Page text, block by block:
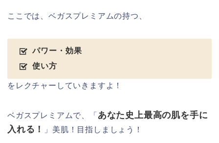
ここでは、ベガスプレミアムの持つ、
パワー・効果
使い方
をレクチャーしていきますよ！
ベガスプレミアムで、「 あなた史上最高の肌を手に
入れる！
」美肌！目指しましょう！